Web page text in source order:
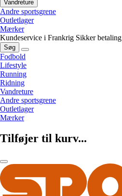
Vandreture
Andre sportsgrene
Outletlager
Mærker
Kundeservice i Frankrig Sikker betaling
Søg
Fodbold
Lifestyle
Running
Ridning
Vandreture
Andre sportsgrene
Outletlager
Mærker
Tilføjer til kurv...